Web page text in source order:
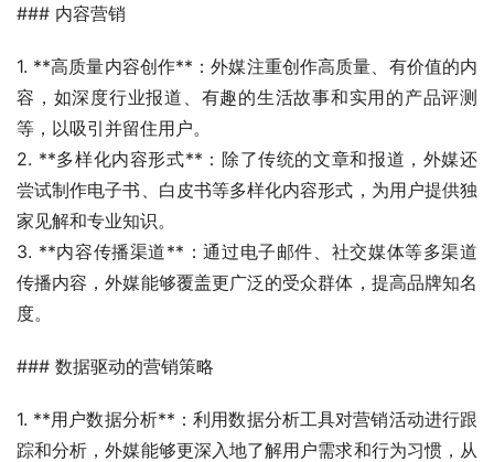
### 内容营销
1. **高质量内容创作**：外媒注重创作高质量、有价值的内
容，如深度行业报道、有趣的生活故事和实用的产品评测
等，以吸引并留住用户。
2. **多样化内容形式**：除了传统的文章和报道，外媒还
尝试制作电子书、白皮书等多样化内容形式，为用户提供独
家见解和专业知识。
3. **内容传播渠道**：通过电子邮件、社交媒体等多渠道
传播内容，外媒能够覆盖更广泛的受众群体，提高品牌知名
度。
### 数据驱动的营销策略
1. **用户数据分析**：利用数据分析工具对营销活动进行跟
踪和分析，外媒能够更深入地了解用户需求和行为习惯，从